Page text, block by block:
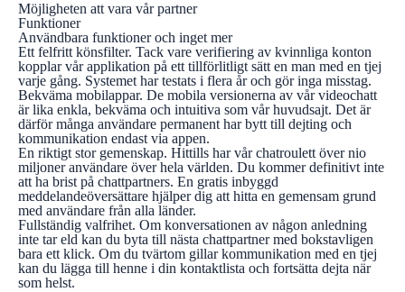
Möjligheten att vara vår partner
Funktioner
Användbara funktioner och inget mer
Ett felfritt könsfilter. Tack vare verifiering av kvinnliga konton
kopplar vår applikation på ett tillförlitligt sätt en man med en tjej
varje gång. Systemet har testats i flera år och gör inga misstag.
Bekväma mobilappar. De mobila versionerna av vår videochatt
är lika enkla, bekväma och intuitiva som vår huvudsajt. Det är
därför många användare permanent har bytt till dejting och
kommunikation endast via appen.
En riktigt stor gemenskap. Hittills har vår chatroulett över nio
miljoner användare över hela världen. Du kommer definitivt inte
att ha brist på chattpartners. En gratis inbyggd
meddelandeöversättare hjälper dig att hitta en gemensam grund
med användare från alla länder.
Fullständig valfrihet. Om konversationen av någon anledning
inte tar eld kan du byta till nästa chattpartner med bokstavligen
bara ett klick. Om du tvärtom gillar kommunikation med en tjej
kan du lägga till henne i din kontaktlista och fortsätta dejta när
som helst.